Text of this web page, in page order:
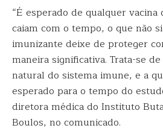
“É esperado de qualquer vacina
caiam com o tempo, o que não
imunizante deixe de proteger
maneira significativa. Trata-se
natural do sistema imune, e a
esperado para o tempo do
diretora médica do Instituto
Boulos, no comunicado.